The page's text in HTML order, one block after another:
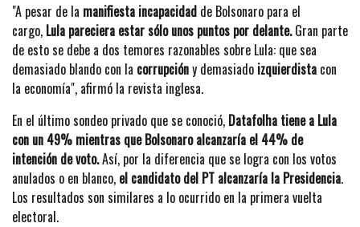
"A pesar de la manifiesta incapacidad de Bolsonaro para el
cargo, Lula pareciera estar sólo unos puntos por delante.Gran parte
de esto se debe a dos temores razonables sobre Lula: que sea
demasiado blando con la corrupcióny demasiado izquierdista con
la economía", afirmó la revista inglesa.
En el último sondeo privado que se conoció, Datafolha tiene a Lula
con un 49% mientras que Bolsonaro alcanzaría el 44% de
intención de voto.Así, por la diferencia que se logra con los votos
anulados o en blanco, el candidato del PT alcanzaría la Presidencia.
Los resultados son similares a lo ocurrido en la primera vuelta
electoral.